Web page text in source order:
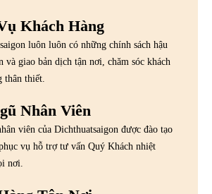
Khách Hàng
luôn luôn có những chính sách hậu
và giao bản dịch tận nơi, chăm sóc khách
thân thiết.
Nhân Viên
viên của Dichthuatsaigon được đào tạo
vụ hỗ trợ tư vấn Quý Khách nhiệt
nơi.